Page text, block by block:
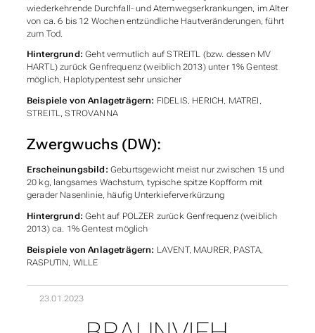
wiederkehrende Durchfall- und Atemwegserkrankungen, im Alter
von ca. 6 bis 12 Wochen entzündliche Hautveränderungen, führt
zum Tod.
Hintergrund: Geht vermutlich auf STREITL (bzw. dessen MV
HARTL) zurück Genfrequenz (weiblich 2013) unter 1% Gentest
möglich, Haplotypentest sehr unsicher
Beispiele von Anlageträgern: FIDELIS, HERICH, MATREI,
STREITL, STROVANNA
Zwergwuchs (DW):
Erscheinungsbild: Geburtsgewicht meist nur zwischen 15 und
20 kg, langsames Wachstum, typische spitze Kopfform mit
gerader Nasenlinie, häufig Unterkieferverkürzung
Hintergrund: Geht auf POLZER zurück Genfrequenz (weiblich
2013) ca. 1% Gentest möglich
Beispiele von Anlageträgern: LAVENT, MAURER, PASTA,
RASPUTIN, WILLE
23.01.2023